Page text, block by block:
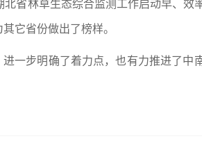
北省林草生态综合监测工作启动早、效
它省份做出了榜样。
一步明确了着力点，也有力推进了中